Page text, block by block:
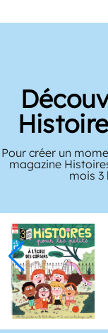
Pour créer un
magazine
mois 3